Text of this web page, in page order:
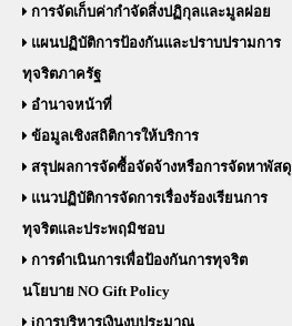
การจัดเก็บค่ากำจัดสิ่งปฏิกุลและมูลฝอย
แผนปฏิบัติการป้องกันและปราบปรามการ
ทุจริตภาครัฐ
อำนาจหน้าที่
ข้อมูลเชิงสถิติการให้บริการ
สรุปผลการจัดซื้อจัดจ้างหรือการจัดหาพัสดุ
แนวปฏิบัติการจัดการเรื่องร้องเรียนการ
ทุจริตและประพฤมิชอบ
การดำเนินการเพื่อป้องกันการทุจริต
นโยบาย NO Gift Policy
iการบริหารเงินงบประมาณ